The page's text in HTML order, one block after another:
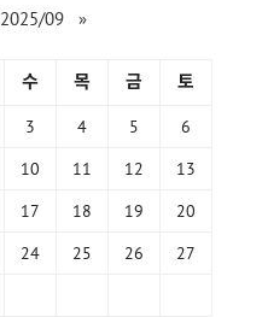
2025/09 »
수 목 금 토
3 4 5
6
10 11 12
13
17 18 19
20
24 25 26
27